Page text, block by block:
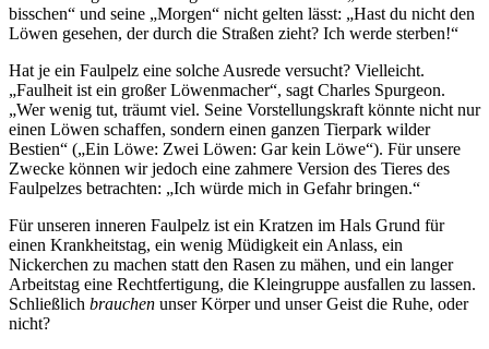
bisschen“ und seine „Morgen“ nicht gelten lässt: „Hast du nicht den
Löwen gesehen, der durch die Straßen zieht? Ich werde sterben!“
Hat je ein Faulpelz eine solche Ausrede versucht? Vielleicht.
„Faulheit ist ein großer Löwenmacher“, sagt Charles Spurgeon.
„Wer wenig tut, träumt viel. Seine Vorstellungskraft könnte nicht nur
einen Löwen schaffen, sondern einen ganzen Tierpark wilder
Bestien“ („Ein Löwe: Zwei Löwen: Gar kein Löwe“). Für unsere
Zwecke können wir jedoch eine zahmere Version des Tieres des
Faulpelzes betrachten: „Ich würde mich in Gefahr bringen.“
Für unseren inneren Faulpelz ist ein Kratzen im Hals Grund für
einen Krankheitstag, ein wenig Müdigkeit ein Anlass, ein
Nickerchen zu machen statt den Rasen zu mähen, und ein langer
Arbeitstag eine Rechtfertigung, die Kleingruppe ausfallen zu lassen.
Schließlich brauchen unser Körper und unser Geist die Ruhe, oder
nicht?